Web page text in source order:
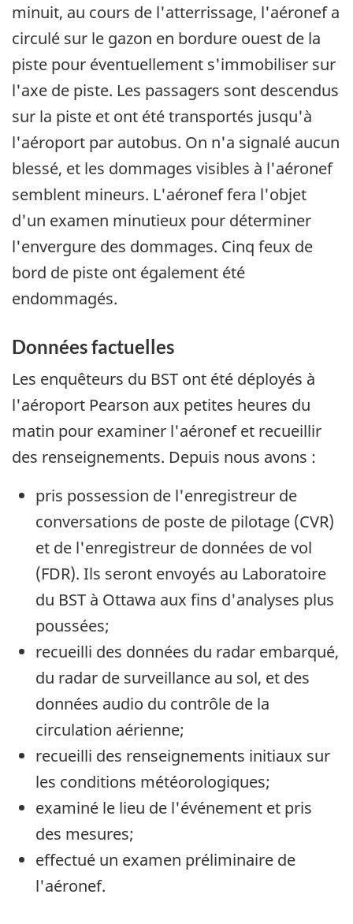
minuit, au cours de l'atterrissage, l'aéronef a
circulé sur le gazon en bordure ouest de la
piste pour éventuellement s'immobiliser sur
l'axe de piste. Les passagers sont descendus
sur la piste et ont été transportés jusqu'à
l'aéroport par autobus. On n'a signalé aucun
blessé, et les dommages visibles à l'aéronef
semblent mineurs. L'aéronef fera l'objet
d'un examen minutieux pour déterminer
l'envergure des dommages. Cinq feux de
bord de piste ont également été
endommagés.
Données factuelles
Les enquêteurs du BST ont été déployés à
l'aéroport Pearson aux petites heures du
matin pour examiner l'aéronef et recueillir
des renseignements. Depuis nous avons :
pris possession de l'enregistreur de
conversations de poste de pilotage (CVR)
et de l'enregistreur de données de vol
(FDR). Ils seront envoyés au Laboratoire
du BST à Ottawa aux fins d'analyses plus
poussées;
recueilli des données du radar embarqué,
du radar de surveillance au sol, et des
données audio du contrôle de la
circulation aérienne;
recueilli des renseignements initiaux sur
les conditions météorologiques;
examiné le lieu de l'événement et pris
des mesures;
effectué un examen préliminaire de
l'aéronef.